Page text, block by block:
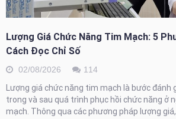
Lượng Giá Chức Năng Tim Mạch: 5
Cách Đọc Chỉ Số
02/08/2026 114
Lượng giá chức năng tim mạch là bước đánh
trong và sau quá trình phục hồi chức năng ở
mạch. Thông qua các phương pháp lượng